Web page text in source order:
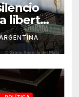
libertad
ser